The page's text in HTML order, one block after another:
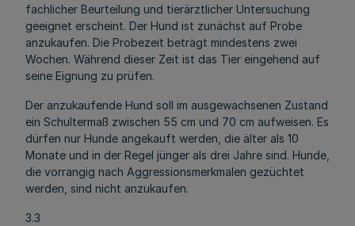
fachlicher Beurteilung und tierärztlicher Untersuchung
geeignet erscheint. Der Hund ist zunächst auf Probe
anzukaufen. Die Probezeit beträgt mindestens zwei
Wochen. Während dieser Zeit ist das Tier eingehend auf
seine Eignung zu prüfen.
Der anzukaufende Hund soll im ausgewachsenen Zustand
ein Schultermaß zwischen 55 cm und 70 cm aufweisen. Es
dürfen nur Hunde angekauft werden, die älter als 10
Monate und in der Regel jünger als drei Jahre sind. Hunde,
die vorrangig nach Aggressionsmerkmalen gezüchtet
werden, sind nicht anzukaufen.
3.3